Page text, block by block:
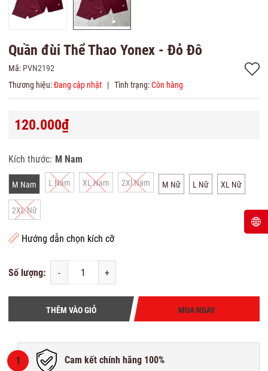
Quần đùi Thể Thao Yonex - Đỏ Đô
Mã: PVN2192
Thương hiệu:Đang cập nhật | Tình trạng:Còn hàng
120.000₫
Kích thước: M Nam
M Nam L Nam XL Nam 2Xl Nam M Nữ L Nữ XL Nữ
2XL Nữ
Hướng dẫn chọn kích cỡ
Số lượng: - +
THÊM VÀO GIỎ MUA NGAY
1 Cam kết chính hãng 100%